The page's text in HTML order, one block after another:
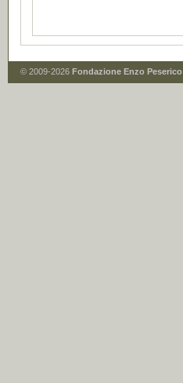
© 2009-2026 Fondazione Enzo Peserico